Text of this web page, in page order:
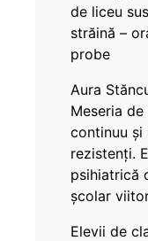
de liceu
străină –
probe
Aura
Meseria
continuu și
rezistenți.
psihiatrică
școlar
Elevii de